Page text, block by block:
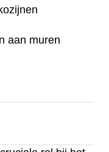
aan muren